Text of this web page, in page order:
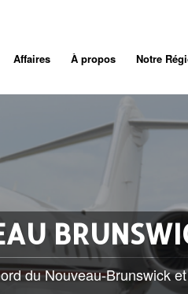
Affaires À propos Notre
du Nouveau-Brunswick